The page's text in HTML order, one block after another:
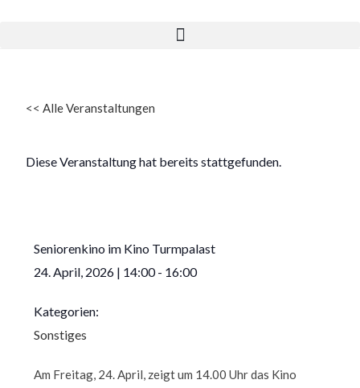
<<Alle Veranstaltungen
Diese Veranstaltung hat bereits stattgefunden.
Seniorenkino im Kino Turmpalast
24. April, 2026 | 14:00- 16:00
Kategorien:
Sonstiges
Am Freitag, 24. April, zeigt um 14.00 Uhr das Kino